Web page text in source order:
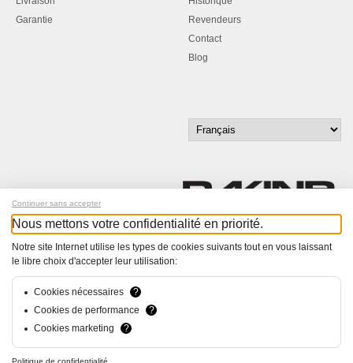
Garantie
Revendeurs
Contact
Blog
© Bucher+Walt 2011-2026
Tous droits réservés - Informations non contractuelles
hsolutions.ch
Continuer sans accepter
Nous mettons votre confidentialité en priorité.
Notre site Internet utilise les types de cookies suivants tout en vous laissant
le libre choix d'accepter leur utilisation:
Cookies nécessaires
?
Cookies de performance
?
Cookies marketing
?
Politique de confidentialité